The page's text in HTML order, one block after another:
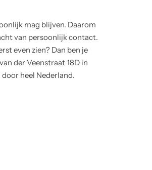
mag blijven. Daarom
van persoonlijk contact.
even zien? Dan ben je
der Veenstraat 18D in
heel Nederland.